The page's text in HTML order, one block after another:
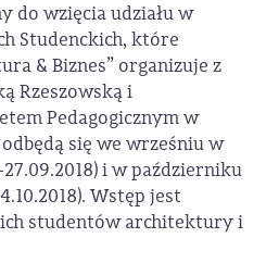
do wzięcia udziału w
Studenckich, które
& Biznes” organizuje z
Rzeszowską i
Pedagogicznym w
się we wrześniu w
i w październiku
Wstęp jest
studentów architektury i